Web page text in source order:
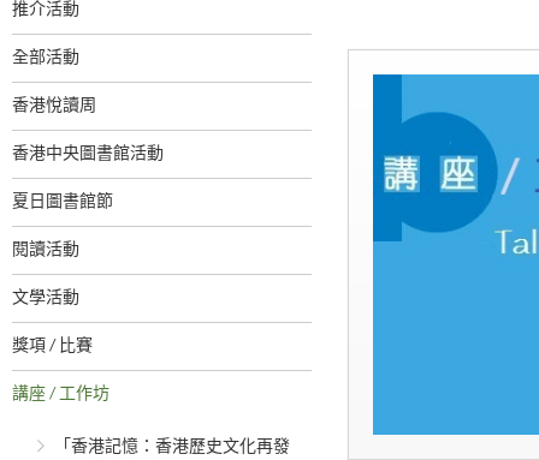
推介活動
全部活動
香港悅讀周
香港中央圖書館活動
夏日圖書館節
閱讀活動
文學活動
獎項 / 比賽
講座 / 工作坊
「香港記憶：香港歷史文化再發